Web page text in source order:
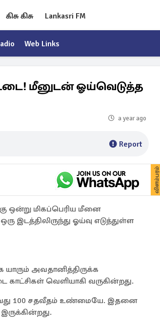
கிசு கிசு Lankasri FM
Web Links
மீனுடன் ஓய்வெடுத்த
a year ago
Report
விளம்பரம்
ஒன்று மிகப்பெரிய மீனை
இடத்திலிருந்து ஓய்வு எடுத்துள்ள
அவதானித்திருக்க
காட்சிகள் வெளியாகி வருகின்றது.
100 சதவீதம் உண்மையே. இதனை